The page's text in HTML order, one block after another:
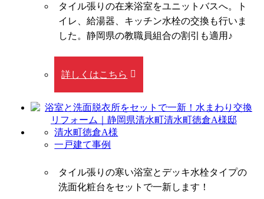
タイル張りの在来浴室をユニットバスへ。ト
イレ、給湯器、キッチン水栓の交換も行いま
した。静岡県の教職員組合の割引も適用♪
詳しくはこちら
清水町徳倉A様
一戸建て事例
タイル張りの寒い浴室とデッキ水栓タイプの
洗面化粧台をセットで一新します！